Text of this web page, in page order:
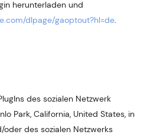
herunterladen und
dlpage/gaoptout?hl=de.
des sozialen Netzwerk
Park, California, United States, in
oder des sozialen Netzwerks